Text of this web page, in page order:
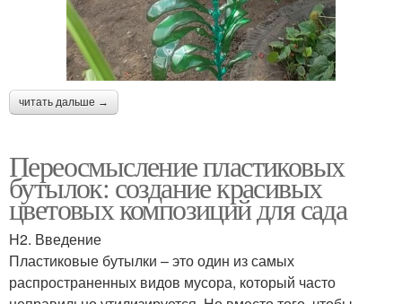
читать дальше →
Переосмысление пластиковых
бутылок: создание красивых
цветовых композиций для сада
H2. Введение
Пластиковые бутылки – это один из самых
распространенных видов мусора, который часто